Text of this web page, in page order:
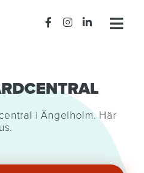
i Ängelholm. Här